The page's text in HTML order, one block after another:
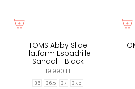
TOMS Abby Slide
Flatform Espadrille
Sandal - Black
19.990 Ft
36 36.5 37
37.5
-